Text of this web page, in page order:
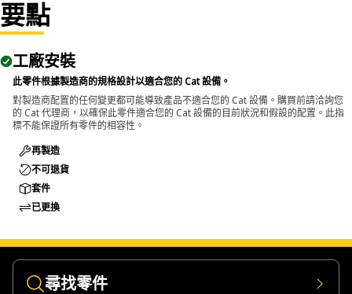
要點
工廠安裝
此零件根據製造商的規格設計以適合您的 Cat 設備。
對製造商配置的任何變更都可能導致產品不適合您的 Cat 設備。購買前請洽詢您
的 Cat 代理商，以確保此零件適合您的 Cat 設備的目前狀況和假設的配置。此指
標不能保證所有零件的相容性。
再製造
不可退貨
套件
已更換
尋找零件